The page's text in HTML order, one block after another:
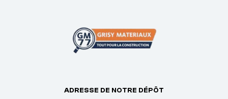
ADRESSE DE NOTRE DÉPÔT